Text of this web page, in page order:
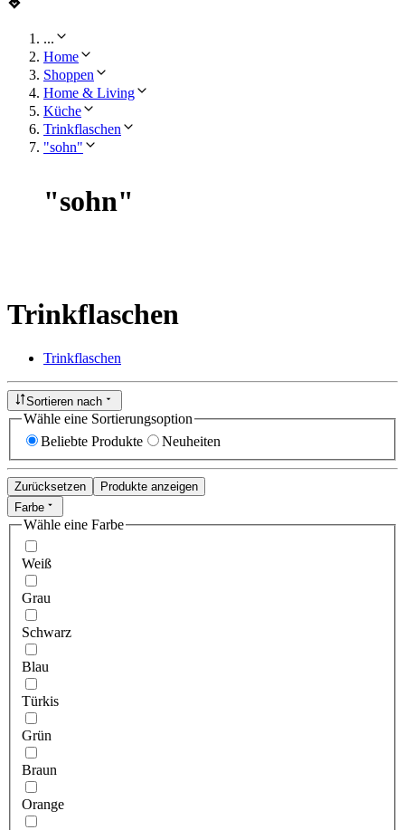
...
Home
Shoppen
Home & Living
Küche
Trinkflaschen
"sohn"
"sohn"
Trinkflaschen
Trinkflaschen
Sortieren nach
Wähle eine Sortierungsoption
Beliebte Produkte
Neuheiten
Zurücksetzen
Produkte anzeigen
Farbe
Wähle eine Farbe
Weiß
Grau
Schwarz
Blau
Türkis
Grün
Braun
Orange